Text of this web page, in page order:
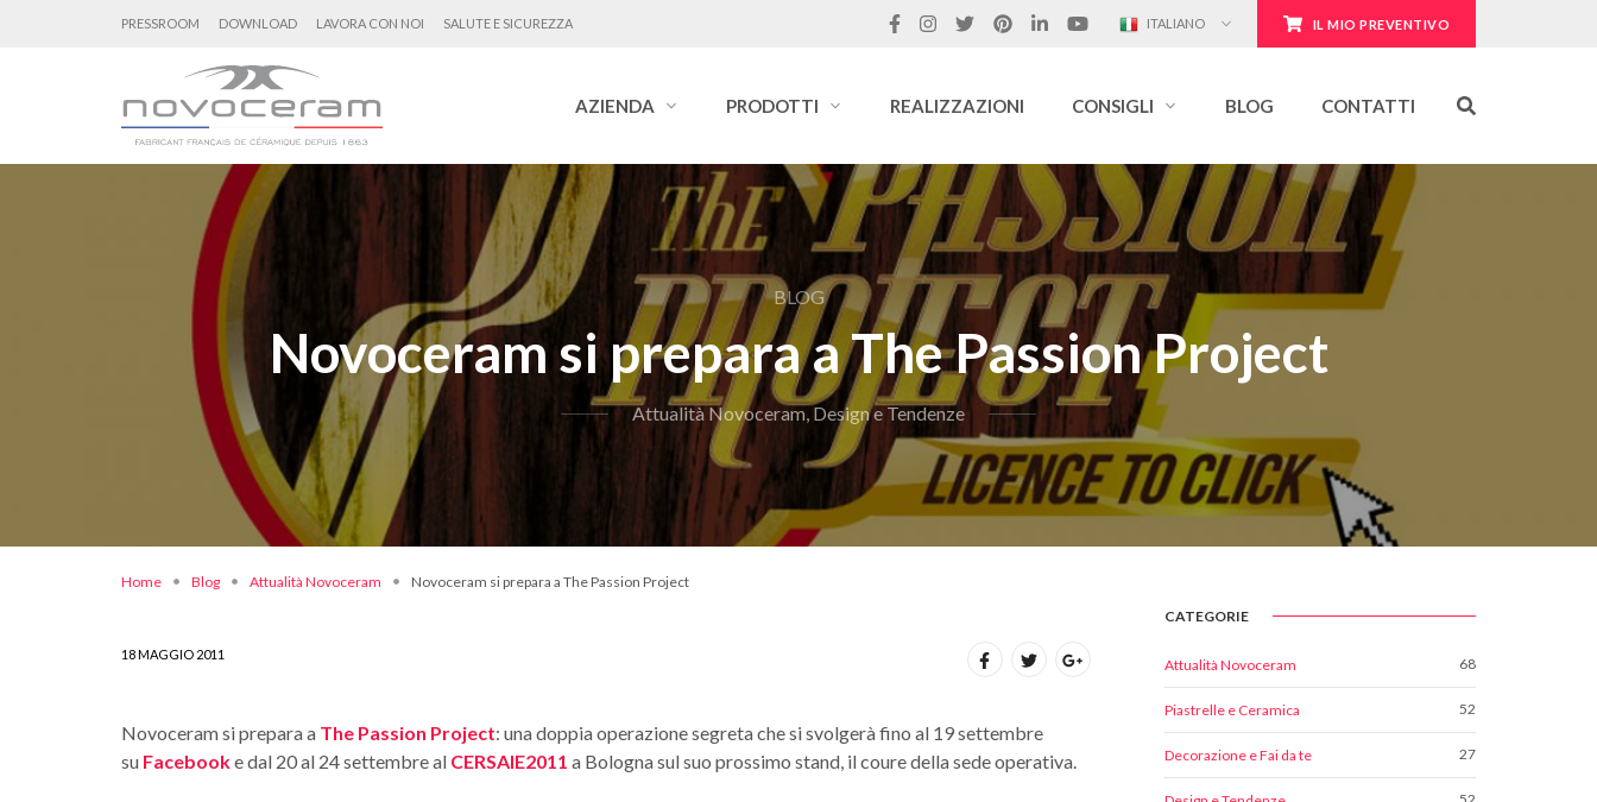
PRESSROOM DOWNLOAD LAVORA CON NOI SALUTE E SICUREZZA ITALIANO IL MIO PREVENTIVO
AZIENDA PRODOTTI REALIZZAZIONI CONSIGLI BLOG CONTATTI
BLOG
Novoceram si prepara a The Passion Project
Attualità Novoceram, Design e Tendenze
Home Blog Attualità Novoceram Novoceram si prepara a The Passion Project
18 MAGGIO 2011
Novoceram si prepara a The Passion Project: una doppia operazione segreta che si svolgerà fino al 19 settembre
su Facebooke dal 20 al 24 settembre al CERSAIE2011 a Bologna sul suo prossimo stand, il coure della sede operativa.
CATEGORIE
Attualità Novoceram 68
Piastrelle e Ceramica 52
Decorazione e Fai da te 27